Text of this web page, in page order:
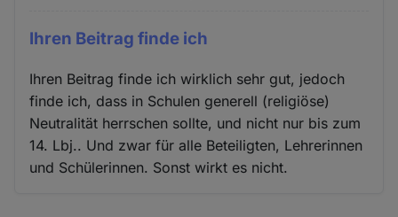
Ihren Beitrag finde ich
Ihren Beitrag finde ich wirklich sehr gut, jedoch
finde ich, dass in Schulen generell (religiöse)
Neutralität herrschen sollte, und nicht nur bis zum
14. Lbj.. Und zwar für alle Beteiligten, Lehrerinnen
und Schülerinnen. Sonst wirkt es nicht.